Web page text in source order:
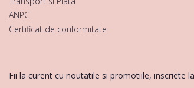
ANPC
Certificat de conformitate
Fii la curent cu noutatile si promotiile, inscriete